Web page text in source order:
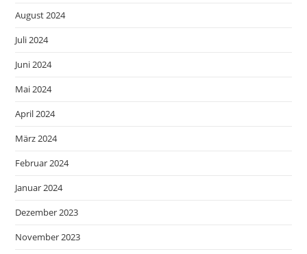
August 2024
Juli 2024
Juni 2024
Mai 2024
April 2024
März 2024
Februar 2024
Januar 2024
Dezember 2023
November 2023